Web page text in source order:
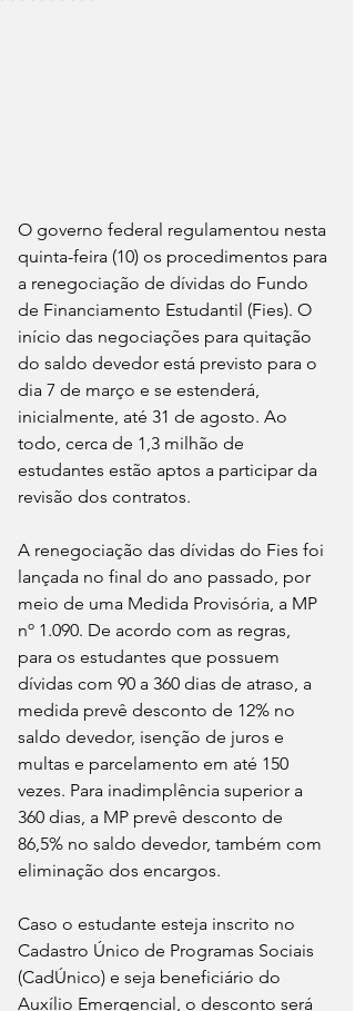
O governo federal regulamentou nesta
quinta-feira (10) os procedimentos para
a renegociação de dívidas do Fundo
de Financiamento Estudantil (Fies). O
início das negociações para quitação
do saldo devedor está previsto para o
dia 7 de março e se estenderá,
inicialmente, até 31 de agosto. Ao
todo, cerca de 1,3 milhão de
estudantes estão aptos a participar da
revisão dos contratos.
A renegociação das dívidas do Fies foi
lançada no final do ano passado, por
meio de uma Medida Provisória, a MP
nº 1.090. De acordo com as regras,
para os estudantes que possuem
dívidas com 90 a 360 dias de atraso, a
medida prevê desconto de 12% no
saldo devedor, isenção de juros e
multas e parcelamento em até 150
vezes. Para inadimplência superior a
360 dias, a MP prevê desconto de
86,5% no saldo devedor, também com
eliminação dos encargos.
Caso o estudante esteja inscrito no
Cadastro Único de Programas Sociais
(CadÚnico) e seja beneficiário do
Auxílio Emergencial, o desconto será